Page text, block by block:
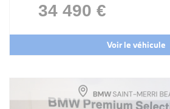
34 490 €
Voir le véhicule